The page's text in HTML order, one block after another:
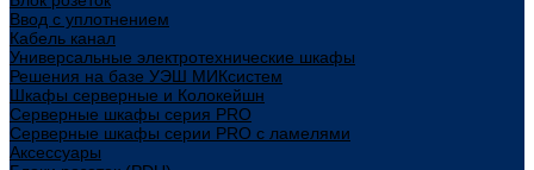
Ввод с уплотнением
Кабель канал
Универсальные электротехнические шкафы
Решения на базе УЭШ МИКсистем
Шкафы серверные и Колокейшн
Серверные шкафы серия PRO
Серверные шкафы серии PRO с ламелями
Аксессуары